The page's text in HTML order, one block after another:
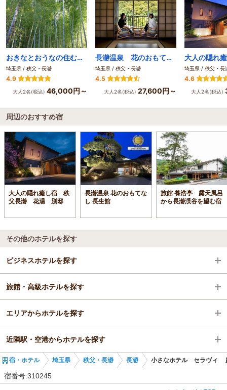
おきなとおうなの住むところ 御宿 竹取物語
埼玉県 / 秩父・長瀞
4.9
大人2名(税込) 46,000円～
長瀞温泉 花のおもてなし 長生館
埼玉県 / 秩父・長瀞
4.5
大人2名(税込) 27,600円～
埼玉県 / 秩父・長
4.6
大人2名(税込)
周辺のおすすめ宿
大人の隠れ癒し宿 秩
父長瀞 花湯 別邸
長瀞温泉 花のおもてな
し 長生館
旅館 養浩亭 露天風呂
から長瀞渓谷を望む宿
その他のホテルを探す
ビジネスホテルを探す
埼玉県
秩父・長瀞
長瀞
野上駅
旅館・高級ホテルを探す
埼玉県
エリアからホテルを探す
埼玉県
秩父・長瀞
近隣駅・空港からホテルを探す
野上駅
宿・ホテル 埼玉県 秩父・長瀞 長瀞 小さなホテル セラヴィ
宿番号:310245